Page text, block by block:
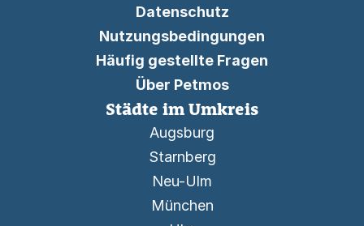
Datenschutz
Nutzungsbedingungen
Häufig gestellte Fragen
Über Petmos
Städte im Umkreis
Augsburg
Starnberg
Neu-Ulm
München